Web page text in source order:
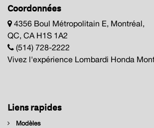
Coordonnées
4356 Boul Métropolitain E, Montréal,
QC, CA H1S 1A2
(514) 728-2222
Vivez l'expérience Lombardi Honda
Liens rapides
Modèles